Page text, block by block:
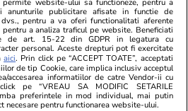
un
fost deja
politice.
de
website-ului sa functioneze, pentru a
anunturile publicitare afisate in functie de
pentru a va oferi functionalitati aferente
a analiza traficul pe website. Beneficiati
de art. 15-22 din GDPR in legatura cu
personal. Aceste drepturi pot fi exercitate
aici. Prin click pe “ACCEPT TOATE”, acceptati
de tip Cookie, care implica inclusiv acceptul
accesarea informatiilor de catre Vendor-ii cu
pe “VREAU SA MODIFIC SETARILE
preferintele in mod individual, mai putin
necesare pentru functionarea website-ului.